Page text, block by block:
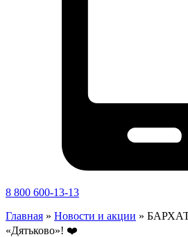
8 800 600-13-13
Главная » Новости и акции »
«Дятьково»! ❤️